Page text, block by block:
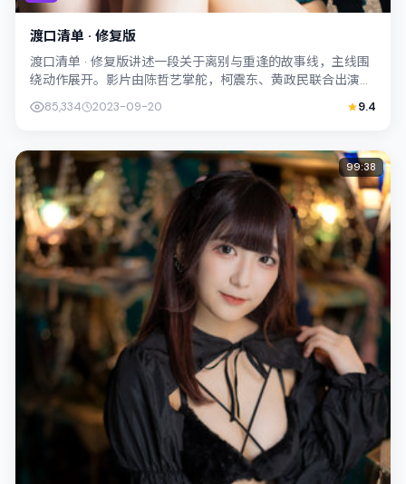
渡口清单 · 修复版
渡口清单 · 修复版讲述一段关于离别与重逢的故事线，主线围
绕动作展开。影片由陈哲艺掌舵，柯震东、黄政民联合出演；
外景与新加坡的城市纹理紧密结合，...
85,334 2023-09-20 9.4
99:38